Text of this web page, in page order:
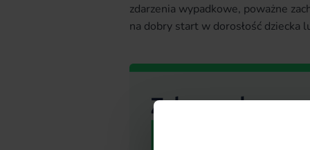
zdarzenia wypadkowe, poważne
na dobry start w dorosłość dziecka